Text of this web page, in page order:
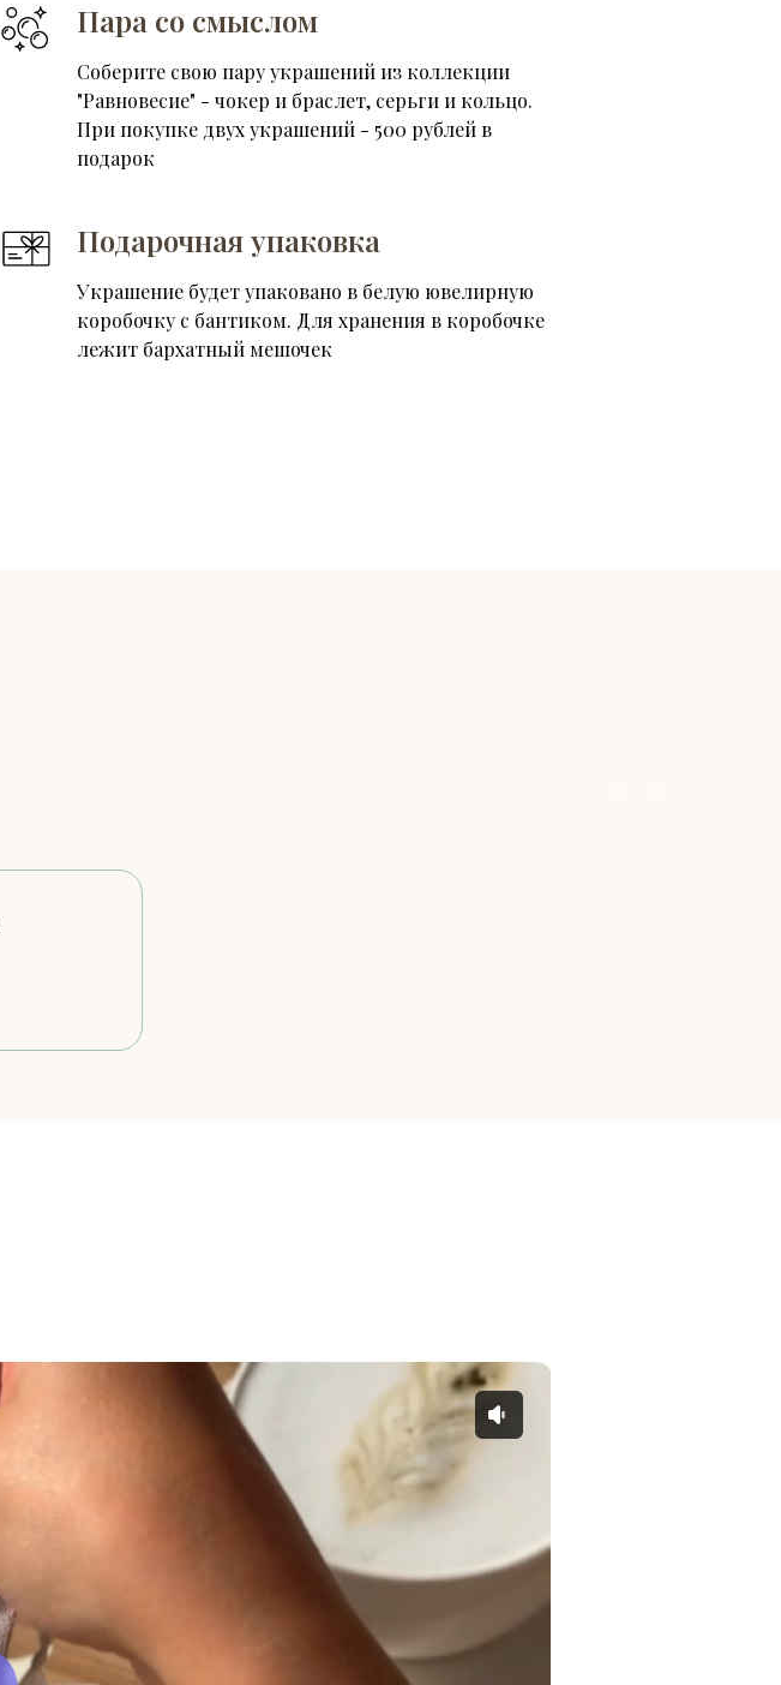
Пара со смыслом
Соберите свою пару украшений из коллекции
"Равновесие" - чокер и браслет, серьги и кольцо.
При покупке двух украшений - 500 рублей в
подарок
Подарочная упаковка
Украшение будет упаковано в белую ювелирную
коробочку с бантиком. Для хранения в коробочке
лежит бархатный мешочек